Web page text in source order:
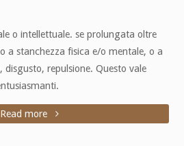
o intellettuale. se prolungata oltre
a stanchezza fisica e/o mentale, o a
disgusto, repulsione. Questo vale
Read more